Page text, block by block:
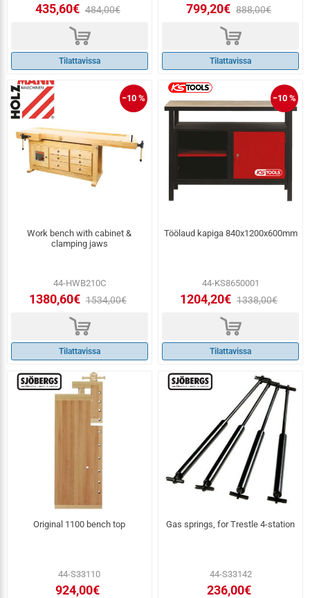
435,60€ 484,00€
d
Tilattavissa
799,20€ 888,00€
d
Tilattavissa
−10 %
Work bench with cabinet &
clamping jaws
44-HWB210C
1380,60€ 1534,00€
d
Tilattavissa
−10 %
Töölaud kapiga 840x1200x600mm
44-KS8650001
1204,20€ 1338,00€
d
Tilattavissa
Original 1100 bench top
44-S33110
924,00€
Gas springs, for Trestle 4-station
44-S33142
236,00€